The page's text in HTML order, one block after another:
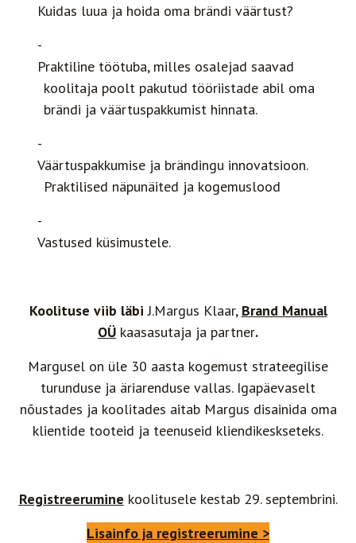
Kuidas luua ja hoida oma brändi väärtust?
Praktiline töötuba, milles osalejad saavad
koolitaja poolt pakutud tööriistade abil oma
brändi ja väärtuspakkumist hinnata.
Väärtuspakkumise ja brändingu innovatsioon.
Praktilised näpunäited ja kogemuslood
Vastused küsimustele.
Koolituse viib läbi J.Margus Klaar, Brand Manual
OÜ kaasasutaja ja partner.
Margusel on üle 30 aasta kogemust strateegilise
turunduse ja äriarenduse vallas. Igapäevaselt
nõustades ja koolitades aitab Margus disainida oma
klientide tooteid ja teenuseid kliendikeskseteks.
Registreerumine koolitusele kestab 29. septembrini.
Lisainfo ja registreerumine >